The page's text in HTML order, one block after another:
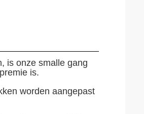
is onze smalle gang
is.
worden aangepast